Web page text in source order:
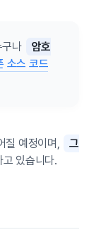
구나
암호
소스 코드
예정이며,
그
있습니다.